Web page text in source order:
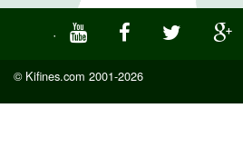
·
© Kifines.com 2001-2026